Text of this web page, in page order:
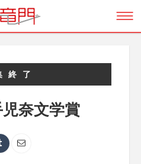
終了
奈文学賞